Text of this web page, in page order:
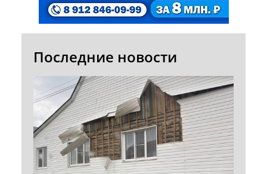
Последние новости